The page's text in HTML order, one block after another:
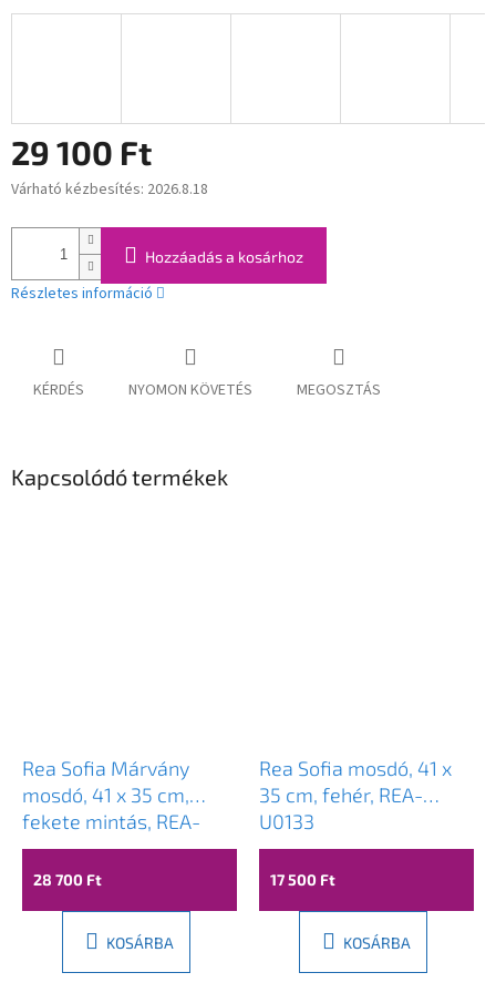
29 100 Ft
Egységár:
Várható kézbesítés: 2026.8.18
Hozzáadás a kosárhoz
Részletes információ
KÉRDÉS NYOMON KÖVETÉS MEGOSZTÁS
Kapcsolódó termékek
Rea Sofia Márvány
mosdó, 41 x 35 cm,
fekete mintás, REA-
U5611
28 700 Ft
KOSÁRBA
Rea Sofia mosdó, 41 x
35 cm, fehér, REA-
U0133
17 500 Ft
KOSÁRBA